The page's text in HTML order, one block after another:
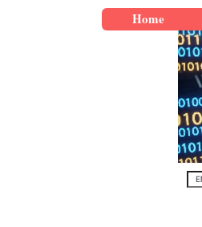
Home